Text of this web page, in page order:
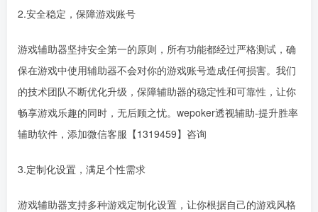
2.安全稳定，保障游戏账号
游戏辅助器坚持安全第一的原则，所有功能都经过严格测试，确
保在游戏中使用辅助器不会对你的游戏账号造成任何损害。我们
的技术团队不断优化升级，保障辅助器的稳定性和可靠性，让你
畅享游戏乐趣的同时，无后顾之忧。wepoker透视辅助-提升胜率
辅助软件，添加微信客服【1319459】咨询
3.定制化设置，满足个性需求
游戏辅助器支持多种游戏定制化设置，让你根据自己的游戏风格